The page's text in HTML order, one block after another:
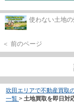
使わない土地
＜ 前のページ
吹田エリアで不動産買取
一覧 > 土地買取を即日対